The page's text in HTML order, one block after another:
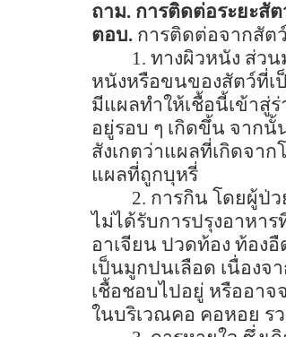
ถาม. การติดต่อระยะสั
ตอบ. การติดต่อจากสัต
1. ทางผิวหนัง ส่ว
หนังหรือขนของสัตว์ที่เ
มีแผลทำให้เชื้อนี้เข้าสู่
อยู่รอบ ๆ เกิดขึ้น จากนั้
สังเกตว่าแผลที่เกิดจา
แผลที่ถูกบุหรี่
2. การกิน โดยผู้ป่
ไม่ได้รับการปรุงอาหา
อาเจียน ปวดท้อง ท้อง
เป็นมูกปนเลือด เนื่องจ
เชื้อชอบไปอยู่ หรืออาจ
ในบริเวณคอ คอหอย ร